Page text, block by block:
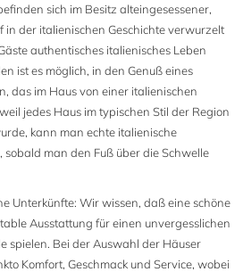
sich im Besitz alteingesessener,
in der italienischen Geschichte verwurzelt
authentisches italienisches Leben
ist es möglich, in den Genuß eines
das im Haus von einer italienischen
jedes Haus im typischen Stil der Region
kann man echte italienische
man den Fuß über die Schwelle
Unterkünfte: Wir wissen, daß eine schöne
Ausstattung für einen unvergesslichen
spielen. Bei der Auswahl der Häuser
Komfort, Geschmack und Service, wobei